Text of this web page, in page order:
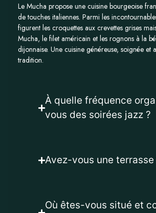
Le Mucha propose une cuisine bourgeoise
de touches italiennes. Parmi les
figurent les croquettes aux crevettes grises
Mucha, le filet américain et les rognons à la
dijonnaise. Une cuisine généreuse, soignée et
tradition.
À quelle fréquence
vous des soirées jazz ?
Avez-vous une terrasse
Où êtes-vous situé et